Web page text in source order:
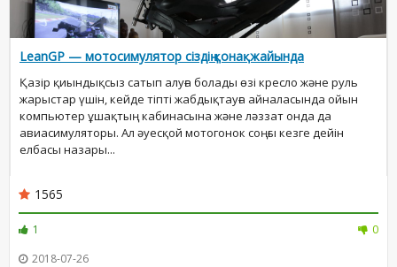
LeanGP — мотосимулятор сіздің қонақжайында
Қазір қиындықсыз сатып алуға болады өзі кресло және руль
жарыстар үшін, кейде тіпті жабдықтауға айналасында ойын
компьютер ұшақтың кабинасына және ләззат онда да
авиасимуляторы. Ал әуесқой мотогонок соңғы кезге дейін
елбасы назары...
1565
1
0
2018-07-26